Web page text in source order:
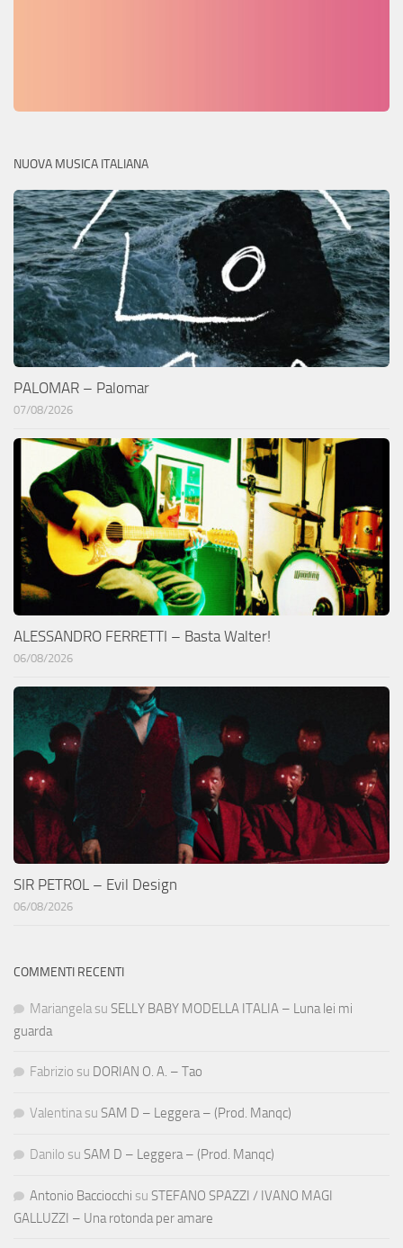
NUOVA MUSICA ITALIANA
PALOMAR – Palomar
07/08/2026
ALESSANDRO FERRETTI – Basta Walter!
06/08/2026
SIR PETROL – Evil Design
06/08/2026
COMMENTI RECENTI
Mariangela su SELLY BABY MODELLA ITALIA – Luna lei mi
guarda
Fabrizio su DORIAN O. A. – Tao
Valentina su SAM D – Leggera – (Prod. Manqc)
Danilo su SAM D – Leggera – (Prod. Manqc)
Antonio Bacciocchi su STEFANO SPAZZI / IVANO MAGI
GALLUZZI – Una rotonda per amare